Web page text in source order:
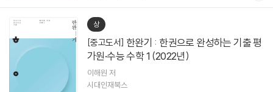
상
[중고도서]
가원·수능 수학 1 (2022년)
이해원 저
시대인재북스